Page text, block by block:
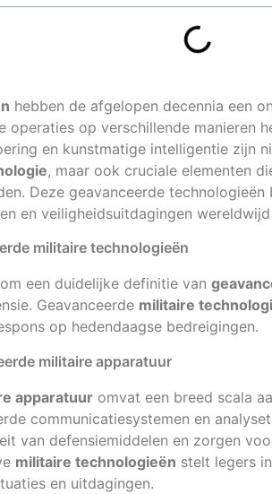
hebben de afgelopen decennia een
operaties op verschillende manieren
en kunstmatige intelligentie zijn
, maar ook cruciale elementen
Deze geavanceerde
en veiligheidsuitdagingen
militaire technologieën
een duidelijke definitie van
Geavanceerde militaire
op hedendaagse bedreigingen.
militaire apparatuur
apparatuur omvat een breed scala
communicatiesystemen en
van defensiemiddelen en zorgen
militaire technologieën stelt legers
en uitdagingen.